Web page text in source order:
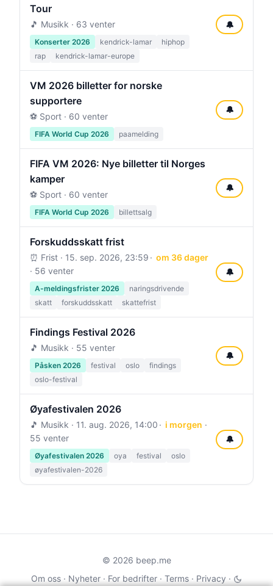
Tour
🎵 Musikk · 63 venter
Konserter 2026 kendrick-lamar
hiphop
rap
kendrick-lamar-europe
🔔
VM 2026 billetter for norske
supportere
⚽ Sport · 60 venter
FIFA World Cup 2026 paamelding
🔔
FIFA VM 2026: Nye billetter til Norges
kamper
⚽ Sport · 60 venter
FIFA World Cup 2026 billettsalg
🔔
Forskuddsskatt frist
⏰ Frist · 15. sep. 2026, 23:59
om 36 dager
· 56 venter
A-meldingsfrister 2026
naringsdrivende
skatt
forskuddsskatt skattefrist
🔔
Findings Festival 2026
🎵 Musikk · 55 venter
Påsken 2026 festival oslo
findings
oslo-festival
🔔
Øyafestivalen 2026
🎵 Musikk · 11. aug. 2026, 14:00 i morgen ·
55 venter
Øyafestivalen 2026 oya festival
oslo
øyafestivalen-2026
🔔
© 2026 beep.me
Om oss · Nyheter · For bedrifter · Terms · Privacy ·